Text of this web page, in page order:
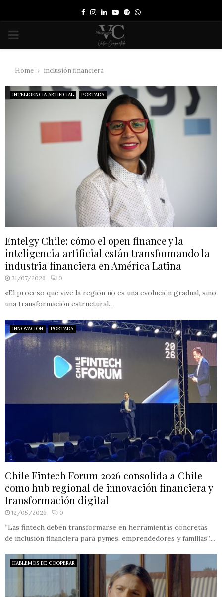
Facebook
Instagram
LinkedinYoutube
SpotifyWhatsapp
PRIMARY
Home inclusión financiera
INTELIGENCIA ARTIFICIAL PORTADA
Entelgy Chile: cómo el open finance y la
inteligencia artificial están transformando la
industria financiera en América Latina
31/07/2026 0
«El proceso que vive la región no es una evolución gradual, sino
una transformación estructural...
INNOVACIÓN PORTADA
Chile Fintech Forum 2026 consolida a Chile
como hub regional de innovación financiera y
transformación digital
12/05/2026 0
“Las fintech deben transformarse en herramientas concretas
de inclusión financiera para pymes, emprendedores y familias”....
HABLEMOS DE COOPERAR